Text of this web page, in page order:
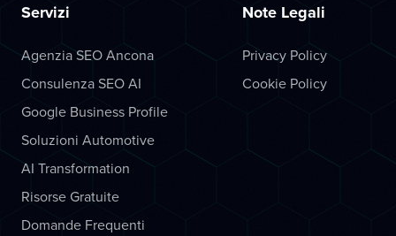
Servizi
Agenzia SEO Ancona
Consulenza SEO AI
Google Business Profile
Soluzioni Automotive
AI Transformation
Risorse Gratuite
Domande Frequenti
Note Legali
Privacy Policy
Cookie Policy